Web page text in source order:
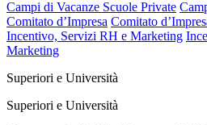
Campi di Vacanze Scuole Private
Comitato d’Impresa Comitato
Incentivo, Servizi RH e Marketing
Marketing
Superiori e Università
Superiori e Università